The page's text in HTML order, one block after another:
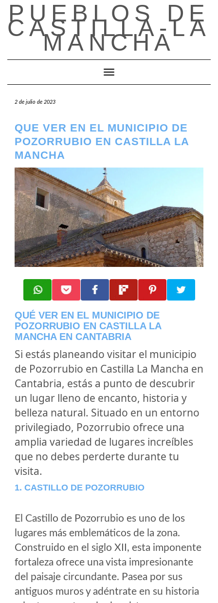
Saltar
contenido
PUEBLOS DE
CASTILLA-LA
MANCHA
Cambiar modo de navegación
2 de julio de 2023
QUE VER EN EL MUNICIPIO DE
POZORRUBIO EN CASTILLA LA
MANCHA
QUÉ VER EN EL MUNICIPIO DE
POZORRUBIO EN CASTILLA LA
MANCHA EN CANTABRIA
Si estás planeando visitar el municipio
de Pozorrubio en Castilla La Mancha en
Cantabria, estás a punto de descubrir
un lugar lleno de encanto, historia y
belleza natural. Situado en un entorno
privilegiado, Pozorrubio ofrece una
amplia variedad de lugares increíbles
que no debes perderte durante tu
visita.
1. CASTILLO DE POZORRUBIO
El Castillo de Pozorrubio es uno de los
lugares más emblemáticos de la zona.
Construido en el siglo XII, esta imponente
fortaleza ofrece una vista impresionante
del paisaje circundante. Pasea por sus
antiguos muros y adéntrate en su historia